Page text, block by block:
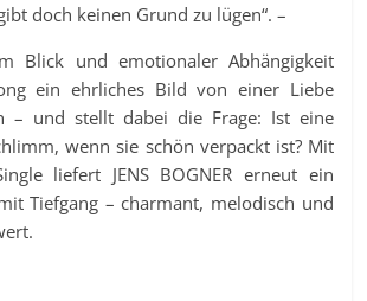
doch keinen Grund zu lügen“. –
Blick und emotionaler Abhängigkeit
ein ehrliches Bild von einer Liebe
– und stellt dabei die Frage: Ist eine
wenn sie schön verpackt ist? Mit
liefert JENS BOGNER erneut ein
Tiefgang – charmant, melodisch und